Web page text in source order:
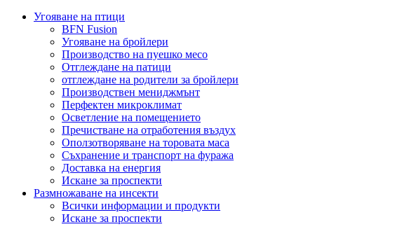
Угояване на птици
BFN Fusion
Угояване на бройлери
Производство на пуешко месо
Отглеждане на патици
отглеждане на родители за бройлери
Производствен мениджмънт
Перфектен микроклимат
Осветление на помещението
Пречистване на отработения въздух
Оползотворяване на торовата маса
Съхранение и транспорт на фуража
Доставка на енергия
Искане за проспекти
Размножаване на инсекти
Всички информации и продукти
Искане за проспекти